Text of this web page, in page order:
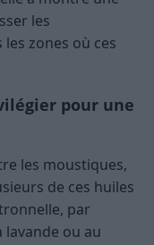
les
zones où ces
pour une
les moustiques,
de ces huiles
par
lavande ou au